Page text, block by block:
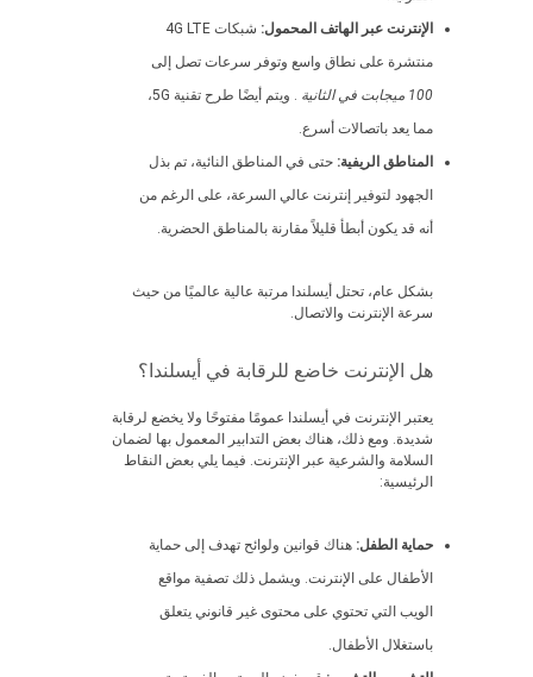
الإنترنت عبر الهاتف المحمول:
شبكات 4G LTE
منتشرة على نطاق واسع وتوفر سرعات تصل إلى
100 ميجابت في الثانية
. ويتم أيضًا طرح تقنية 5G،
مما يعد باتصالات أسرع.
المناطق الريفية: حتى في المناطق النائية، تم بذل
الجهود لتوفير إنترنت عالي السرعة، على الرغم من
أنه قد يكون أبطأ قليلاً مقارنة بالمناطق الحضرية.
بشكل عام، تحتل أيسلندا مرتبة عالية عالميًا من حيث
سرعة الإنترنت والاتصال.
هل الإنترنت خاضع للرقابة في أيسلندا؟
يعتبر الإنترنت في أيسلندا عمومًا مفتوحًا ولا يخضع لرقابة
شديدة. ومع ذلك، هناك بعض التدابير المعمول بها لضمان
السلامة والشرعية عبر الإنترنت. فيما يلي بعض النقاط
الرئيسية:
حماية الطفل: هناك قوانين ولوائح تهدف إلى حماية
الأطفال على الإنترنت. ويشمل ذلك تصفية مواقع
الويب التي تحتوي على محتوى غير قانوني يتعلق
باستغلال الأطفال.